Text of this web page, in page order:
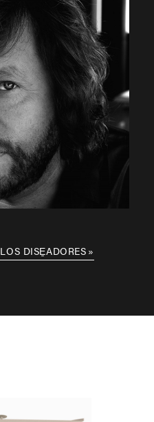
DISE̱ADORES